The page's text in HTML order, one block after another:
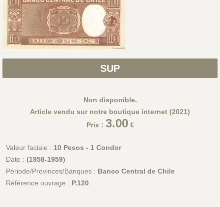
SUP
Non disponible.
Article vendu sur notre boutique internet (2021)
Prix : 3.00€
Valeur faciale : 10 Pesos - 1 Condor
Date : (1958-1959)
Période/Provinces/Banques : Banco Central de Chile
Référence ouvrage : P.120